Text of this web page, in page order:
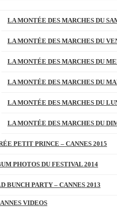
LA MONTÉE DES MARCHES DU
LA MONTÉE DES MARCHES DU
LA MONTÉE DES MARCHES DU
LA MONTÉE DES MARCHES DU
LA MONTÉE DES MARCHES DU
LA MONTÉE DES MARCHES DU
PETIT PRINCE – CANNES 2015
PHOTOS DU FESTIVAL 2014
BUNCH PARTY – CANNES 2013
VIDEOS